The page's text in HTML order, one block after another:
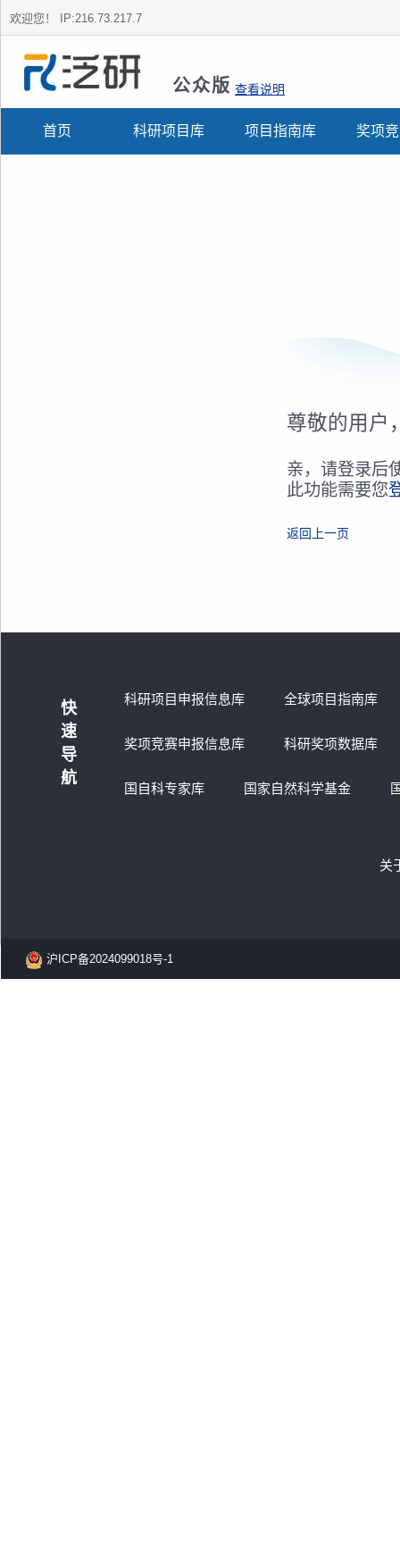
欢迎您！ IP:216.73.217.7
公众版 查看说明
首页 科研项目库 项目指南库 奖项
尊敬的用户
亲，请登录后
此功能需要您
返回上一页
快
速
导
航
科研项目申报信息库 全球项目指南库
奖项竞赛申报信息库 科研奖项数据库
国自科专家库 国家自然科学基金
关
沪ICP备2024099018号-1